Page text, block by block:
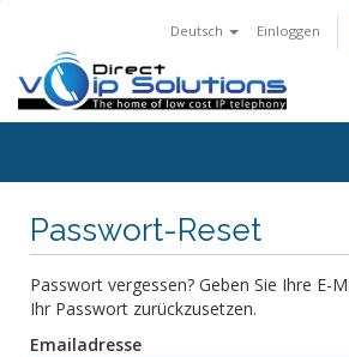
Deutsch Einloggen
Passwort-Reset
Passwort vergessen? Geben Sie Ihre E-
Ihr Passwort zurückzusetzen.
Emailadresse